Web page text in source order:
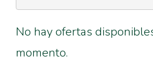
No hay ofertas
momento.